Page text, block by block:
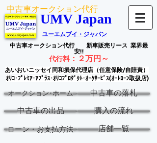
中古車オークション代行
UMV Japan
ユーエムブイ・ジャパン
中古車オークション代行 新車販売リース 業界最
安!!
代行料： ２万円～
あいおいニッセイ同和損保代理店（任意保険/自賠責）
ｵﾘｺ･ﾌﾟﾚﾐｱ･ｱﾌﾟﾗｽ･ｵﾘｺﾌﾟﾛﾀﾞｸﾄ･ｵｰｸｻｰﾋﾞｽ(ｵｰﾄﾛｰﾝ取扱店)
オークション･ホーム 中古車の落札
中古車の出品 購入の流れ
ローン・お支払方法 店舗一覧